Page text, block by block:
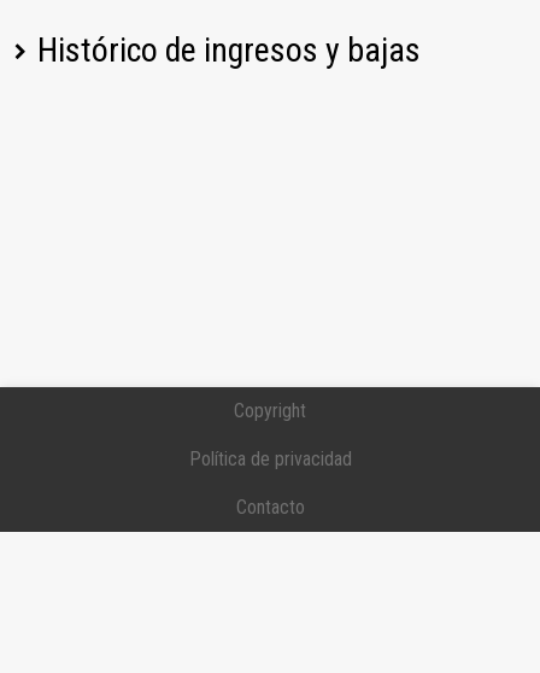
Histórico de ingresos y bajas
Copyright
Política de privacidad
Contacto